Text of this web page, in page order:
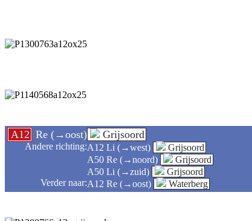
A12 Re (→oost) Grijsoord
Andere richting:A12 Li (→west)
Grijsoord
A50 Re (→noord)
Grijsoord
A50 Li (→zuid)
Grijsoord
Verder naar:A12 Re (→oost)
Waterberg